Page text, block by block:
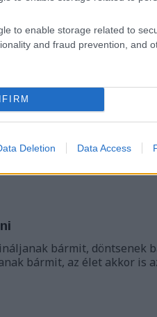
to enable storage related to
and fraud prevention, and
Deletion Data Access
Magvető Kiadó Lehet
ez
bármit, döntsenek
bármit, az élet akkor is